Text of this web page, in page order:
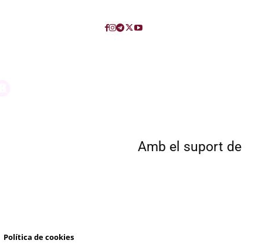
Política de cookies
Amb el suport de